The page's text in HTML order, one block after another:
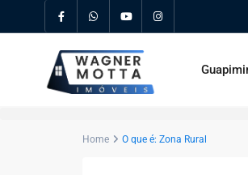
Home O que é: Zona Rural